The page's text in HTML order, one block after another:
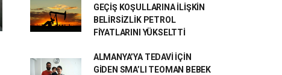
GEÇİŞ KOŞULLARINA İLİŞKİN
BELİRSİZLİK PETROL
FİYATLARINI YÜKSELTTİ
ALMANYA’YA TEDAVİ İÇİN
GİDEN SMA’LI TEOMAN BEBEK